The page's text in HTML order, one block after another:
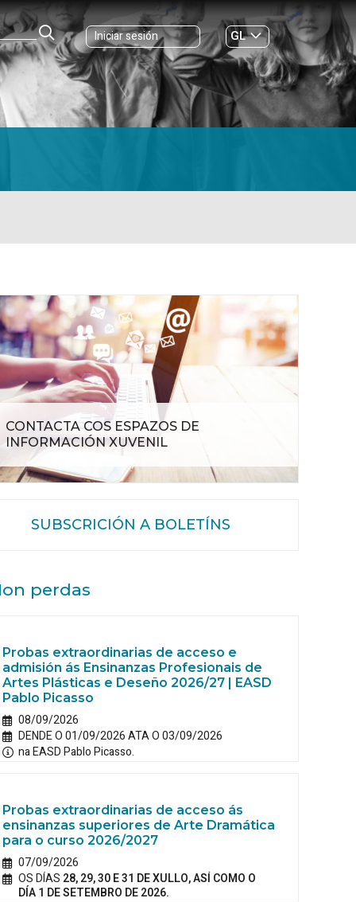
Iniciar sesión
GL
ES|
CONTACTA COS ESPAZOS DE
INFORMACIÓN XUVENIL
SUBSCRICIÓN A BOLETÍNS
perdas
Probas extraordinarias de acceso e
admisión ás Ensinanzas Profesionais de
Artes Plásticas e Deseño 2026/27 | EASD
Pablo Picasso
08/09/2026
DENDE O 01/09/2026 ATA O 03/09/2026
na EASD Pablo Picasso.
Probas extraordinarias de acceso ás
ensinanzas superiores de Arte Dramática
para o curso 2026/2027
07/09/2026
OS DÍAS 28, 29, 30 E 31 DE XULLO, ASÍ COMO O
DÍA 1 DE SETEMBRO DE 2026.